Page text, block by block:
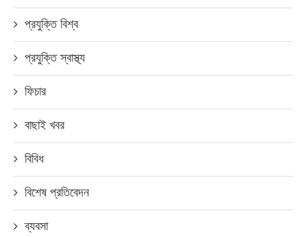
প্রযুক্তি বিশ্ব
প্রযুক্তি স্বাস্থ্য
ফিচার
বাছাই খবর
বিবিধ
বিশেষ প্রতিবেদন
ব্যবসা